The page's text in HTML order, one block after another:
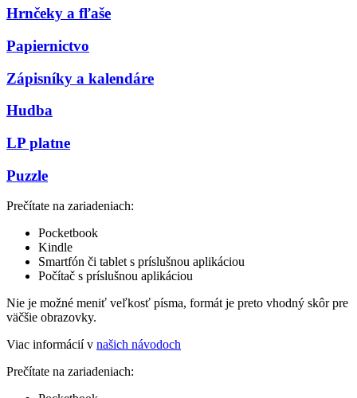
Hrnčeky a fľaše
Papiernictvo
Zápisníky a kalendáre
Hudba
LP platne
Puzzle
Prečítate na zariadeniach:
Pocketbook
Kindle
Smartfón či tablet s príslušnou aplikáciou
Počítač s príslušnou aplikáciou
Nie je možné meniť veľkosť písma, formát je preto vhodný skôr pre
väčšie obrazovky.
Viac informácií v našich návodoch
Prečítate na zariadeniach: